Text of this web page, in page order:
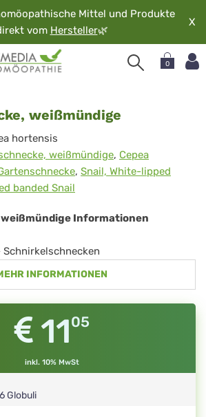
Mittel und Produkte
vom Hersteller🌿
X
0
weißmündige
hortensis
weißmündige, Cepea
, Snail, White-lipped
banded Snail
Informationen
Schnirkelschnecken
INFORMATIONEN
1105
inkl. 10% MwSt
Globuli